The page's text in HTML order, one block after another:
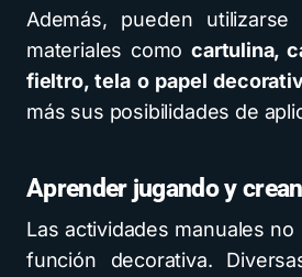
Además, pueden
materiales comocartulina,
fieltro, tela o papel
más sus posibilidades de
Aprender jugando y
Las actividades manuales
función decorativa.